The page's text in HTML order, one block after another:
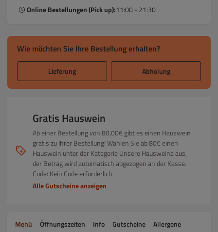
Online Bestellungen (Pick up):11:00 - 21:30
Wie möchten Sie Ihre Bestellung erhalten?
Lieferung Abholung
Gratis Hauswein
Ab einer Bestellung von 80,00€ gibt es einen Hauswein
gratis zu Ihrer Bestellung! Wählen Sie ab 80€ einen
Hauswein unter der Kategorie Unsere Hausweine aus,
der Betrag wird automatisch abgezogen an der Kasse.
Code: Kein Code erforderlich.
Alle Gutscheine anzeigen
Menü Öffnungszeiten Info Gutscheine Allergene